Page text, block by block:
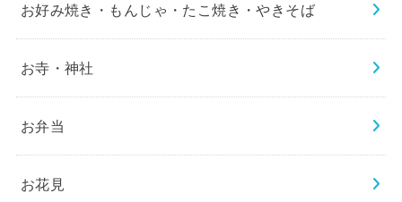
お好み焼き・もんじゃ・たこ焼き・やきそば
お寺・神社
お弁当
お花見